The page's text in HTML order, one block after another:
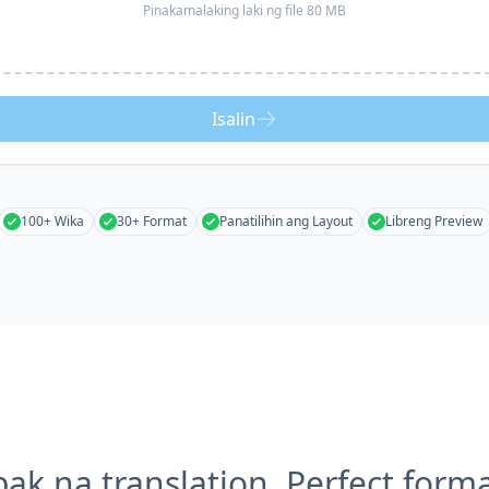
Pinakamalaking laki ng file 80 MB
Isalin
100+ Wika 30+ Format Panatilihin ang Layout Libreng Preview